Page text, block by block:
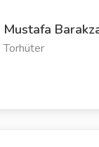
Mustafa
Torhüter